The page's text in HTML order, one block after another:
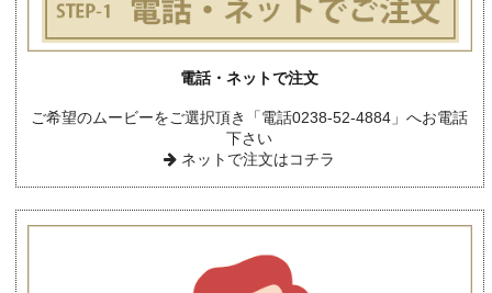
電話・ネットで注文
ご希望のムービーをご選択頂き「電話0238-52-4884」へお電話
下さい
ネットで注文はコチラ